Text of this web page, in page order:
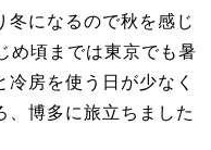
冬になるので秋を感じ
頃までは東京でも暑
房を使う日が少なく
、博多に旅立ちました